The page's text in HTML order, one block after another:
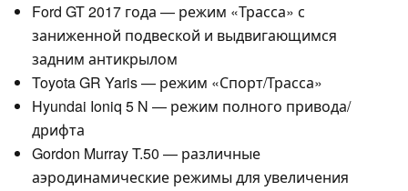
Ford GT 2017 года — режим «Трасса» с
заниженной подвеской и выдвигающимся
задним антикрылом
Toyota GR Yaris — режим «Спорт/Трасса»
Hyundai Ioniq 5 N — режим полного привода/
дрифта
Gordon Murray T.50 — различные
аэродинамические режимы для увеличения